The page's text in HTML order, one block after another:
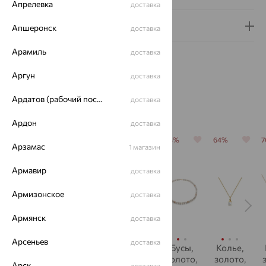
Гарантия и возврат
Похожие изделия
Бусы,
Колье,
64%
Бусы,
золото,
64%
Колье,
золото,
Апрелевка доставка
Апшеронск доставка
Арамиль доставка
Аргун доставка
Ардатов (рабочий поселок) доставка
Ардон доставка
Арзамас 1 магазин
Армавир доставка
Армизонское доставка
Армянск доставка
Арсеньев доставка